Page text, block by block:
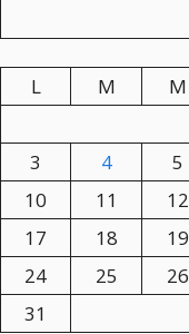
L
M M
3
4 5
10
11 12
17
18 19
24
25 26
31